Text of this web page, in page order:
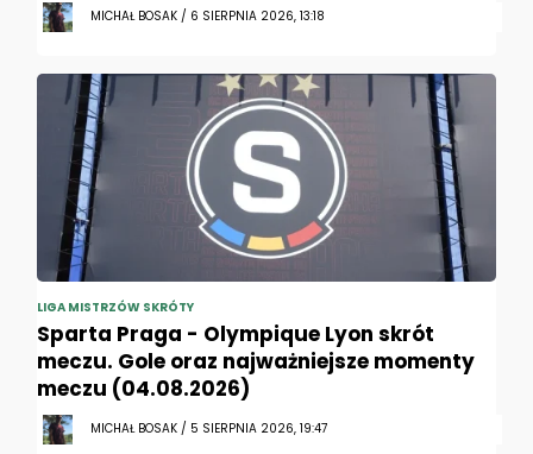
MICHAŁ BOSAK / 6 SIERPNIA 2026, 13:18
LIGA MISTRZÓW SKRÓTY
Sparta Praga - Olympique Lyon skrót
meczu. Gole oraz najważniejsze momenty
meczu (04.08.2026)
MICHAŁ BOSAK / 5 SIERPNIA 2026, 19:47